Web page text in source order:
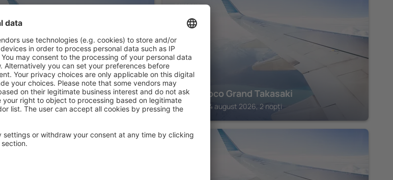
Takasaki Ekimae
2026, 2 nopți
TAKASAKI
Hotel Coco Grand Takasaki
Takasaki, 14 august 2026, 2 nopți